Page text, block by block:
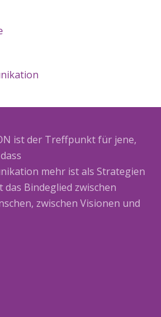
ist der Treffpunkt für jene,
mehr ist als Strategien
das Bindeglied zwischen
zwischen Visionen und